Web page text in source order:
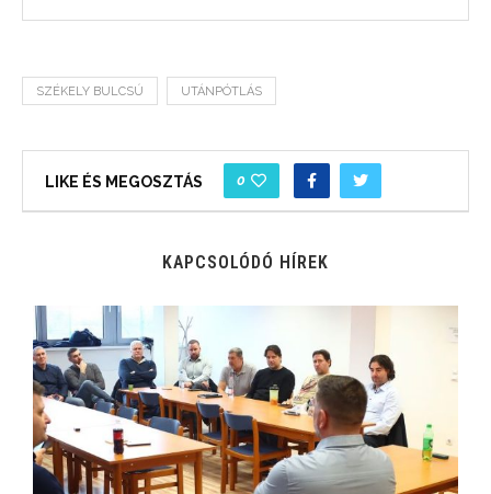
SZÉKELY BULCSÚ UTÁNPÓTLÁS
LIKE ÉS MEGOSZTÁS 0
KAPCSOLÓDÓ HÍREK